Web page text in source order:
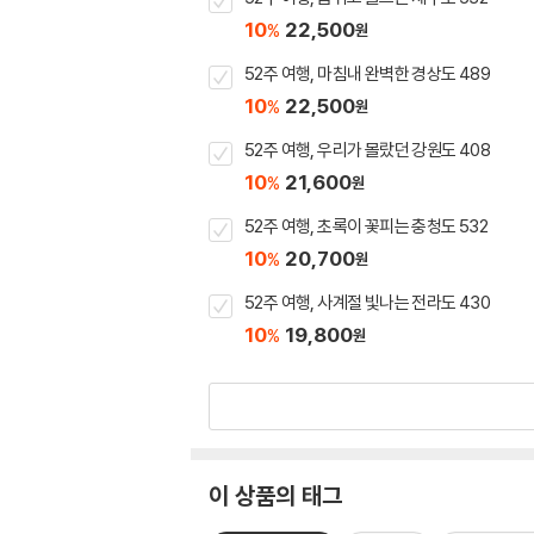
10% 22,500원
52주 여행, 마침내 완벽한 경상도 489
10% 22,500원
52주 여행, 우리가 몰랐던 강원도 408
10% 21,600원
52주 여행, 초록이 꽃피는 충청도 532
10% 20,700원
52주 여행, 사계절 빛나는 전라도 430
10% 19,800원
이 상품의 태그